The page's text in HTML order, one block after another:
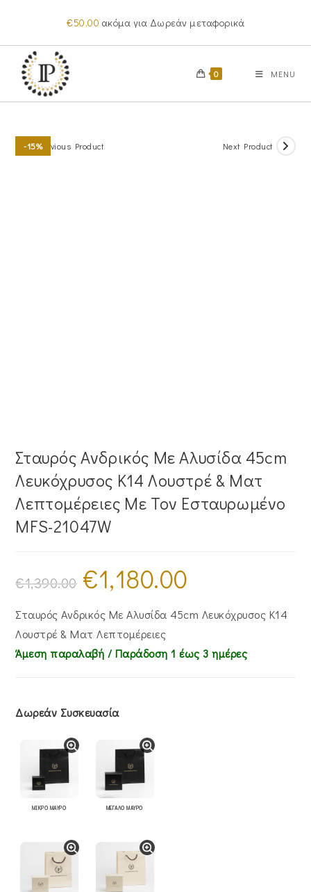
content
€50.00 ακόμα για Δωρεάν μεταφορικά
0 MENU
-15%Previous Product Next Product
Σταυρός Ανδρικός Με Αλυσίδα 45cm
Λευκόχρυσος Κ14 Λουστρέ & Ματ
Λεπτομέρειες Με Τον Εσταυρωμένο
MFS-21047W
€1,390.00
Original
price
was:
€1,180.00
€1,180.00.
Σταυρός Ανδρικός Με Αλυσίδα 45cm Λευκόχρυσος Κ14
Λουστρέ & Ματ Λεπτομέρειες
Άμεση παραλαβή / Παράδoση 1 έως 3 ημέρες
Δωρεάν Συσκευασία
ΜΙΚΡΟ ΜΑΥΡΟ ΜΕΓΑΛΟ ΜΑΥΡΟ